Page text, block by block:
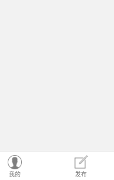
我的 发布